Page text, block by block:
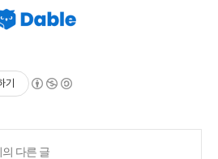
기
다른 글